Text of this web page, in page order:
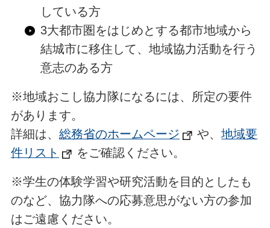
している方
3大都市圏をはじめとする都市地域から
結城市に移住して、地域協力活動を行う
意志のある方
※地域おこし協力隊になるには、所定の要件
があります。
詳細は、 総務省のホームページ や、地域要
件リスト
をご確認ください。
※学生の体験学習や研究活動を目的としたも
のなど、協力隊への応募意思がない方の参加
はご遠慮ください。